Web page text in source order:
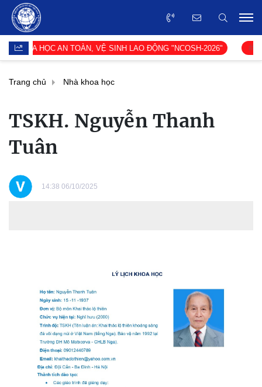
HỌC AN TOÀN, VỆ SINH LAO ĐỘNG "NCOSH-2026"
Trang chủ Nhà khoa học
TSKH. Nguyễn Thanh
Tuân
14:38 06/10/2025